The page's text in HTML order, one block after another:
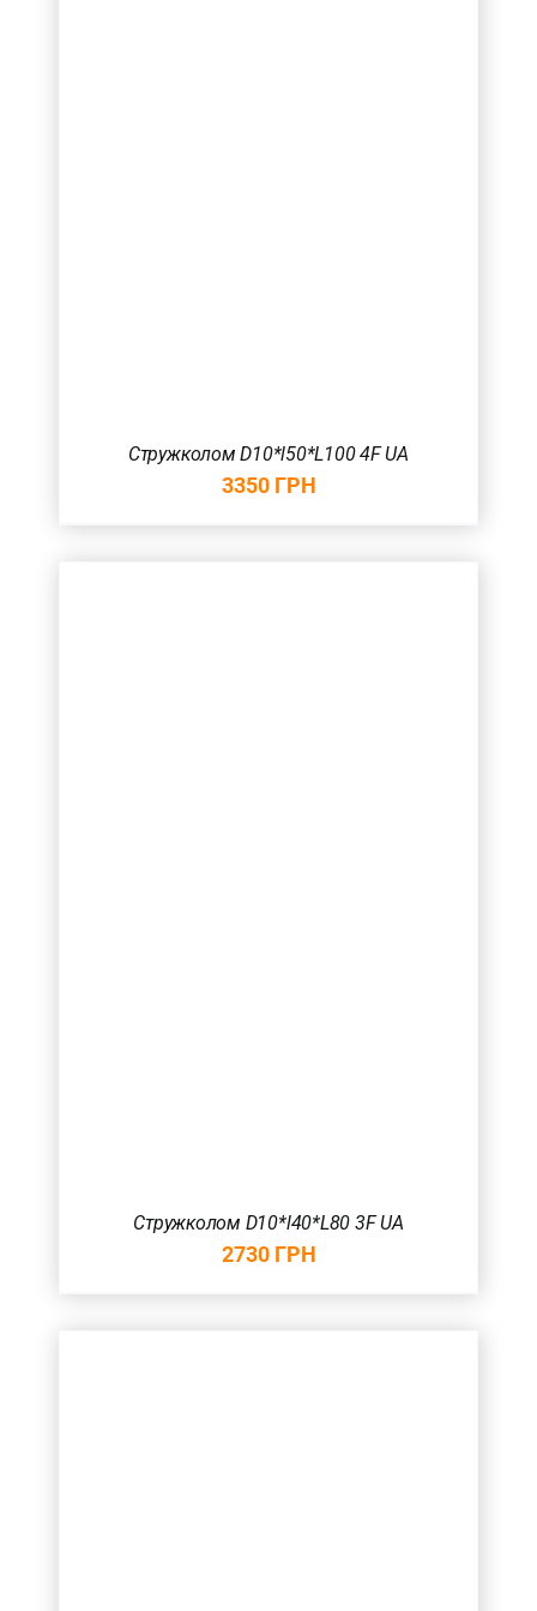
Стружколом D10*l50*L100 4F UA
3350 ГРН
Стружколом D10*l40*L80 3F UA
2730 ГРН